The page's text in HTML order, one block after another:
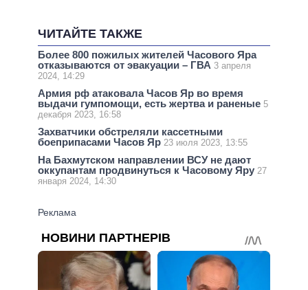
ЧИТАЙТЕ ТАКЖЕ
Более 800 пожилых жителей Часового Яра
отказываются от эвакуации – ГВА 3 апреля
2024, 14:29
Армия рф атаковала Часов Яр во время
выдачи гумпомощи, есть жертва и раненые 5
декабря 2023, 16:58
Захватчики обстреляли кассетными
боеприпасами Часов Яр 23 июля 2023, 13:55
На Бахмутском направлении ВСУ не дают
оккупантам продвинуться к Часовому Яру 27
января 2024, 14:30